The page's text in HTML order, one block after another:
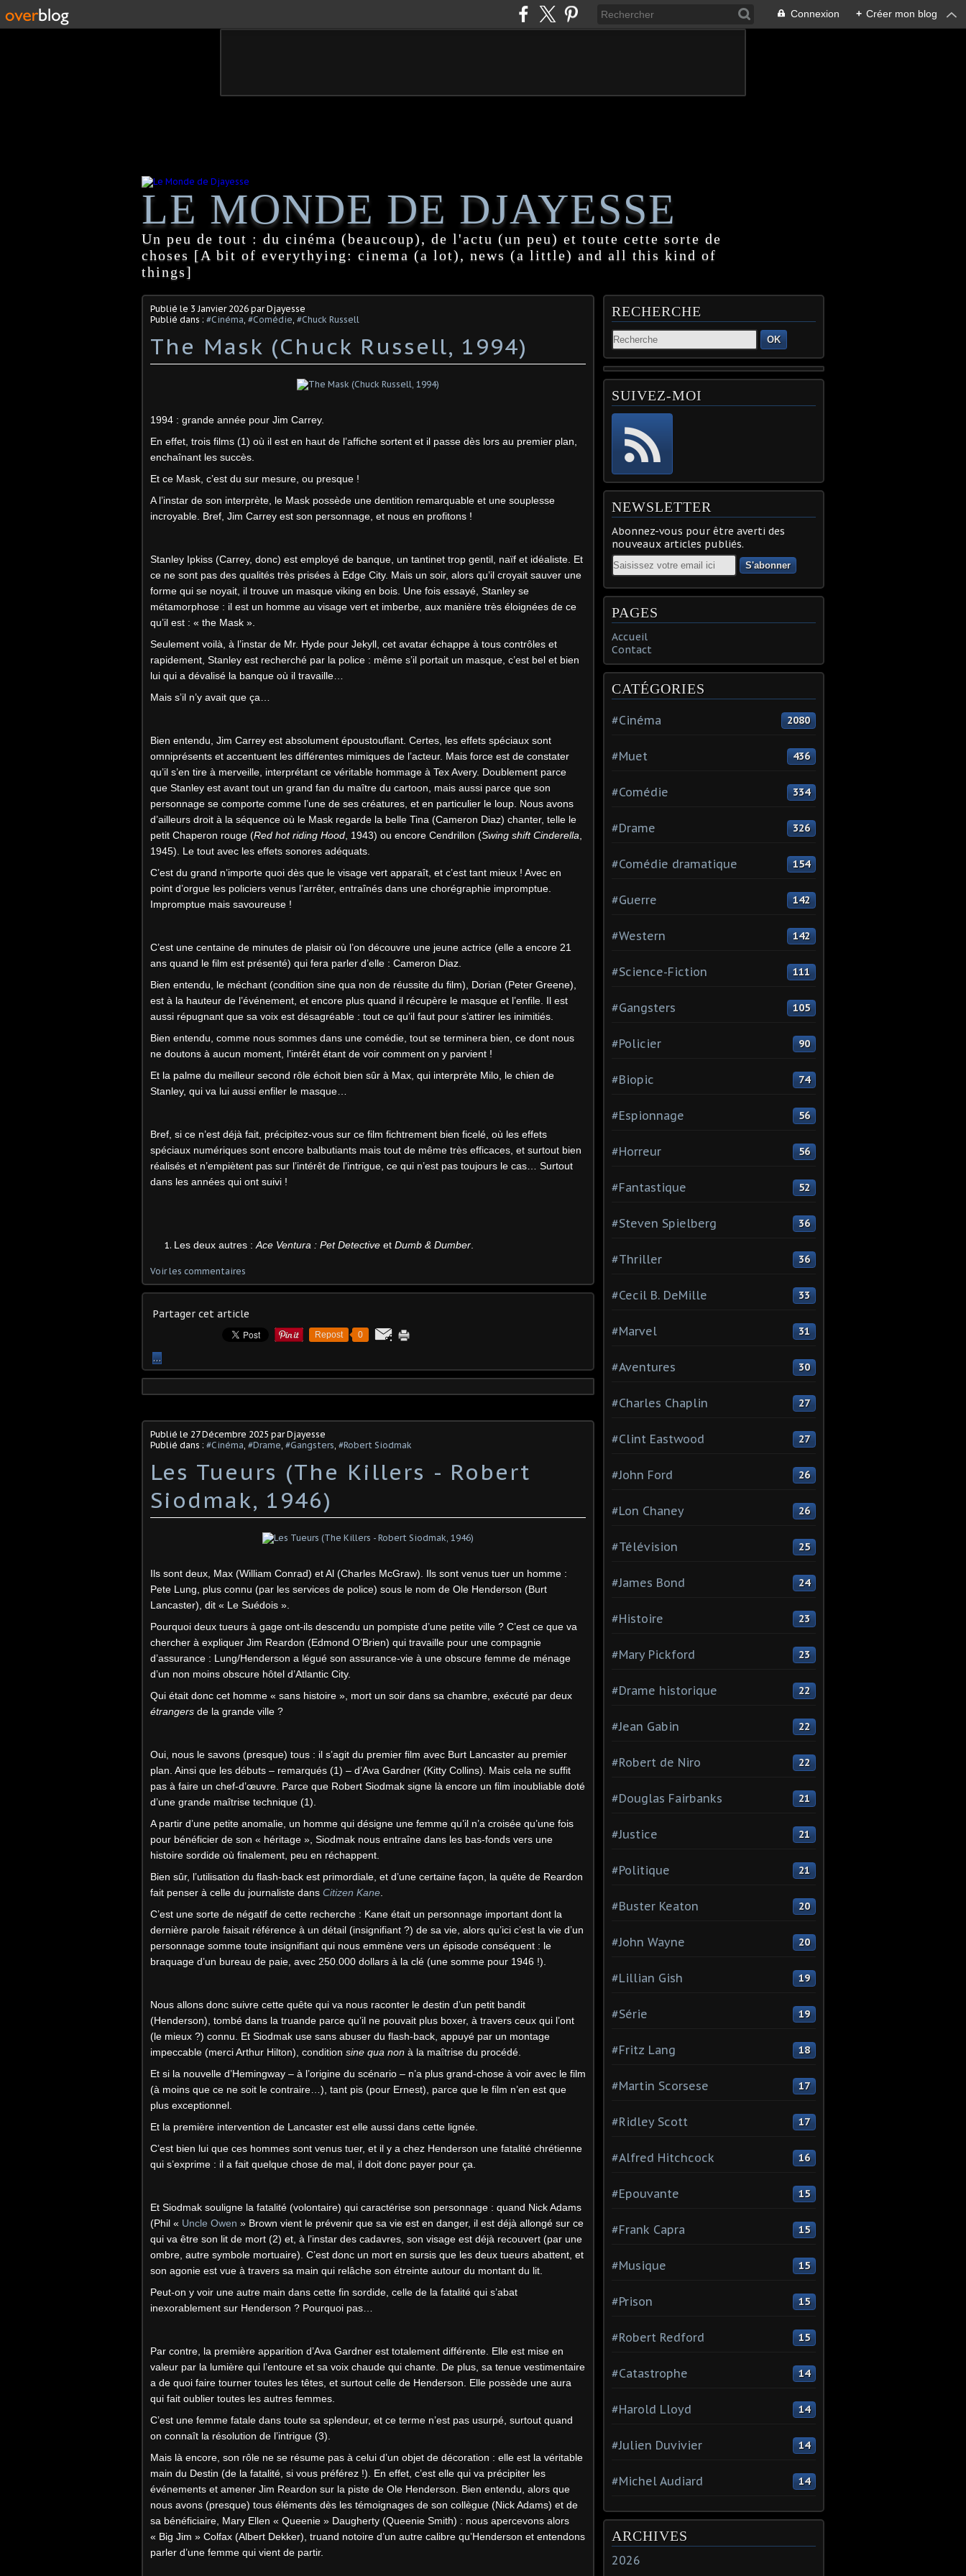
Connexion + Créer mon blog
LE MONDE DE DJAYESSE
Un peu de tout : du cinéma (beaucoup), de l'actu (un peu) et toute cette sorte de
choses [A bit of everythying: cinema (a lot), news (a little) and all this kind of
things]
Publié le 3 Janvier 2026 par Djayesse
Publié dans : #Cinéma #Comédie #Chuck Russell
The Mask (Chuck Russell, 1994)
1994 : grande année pour Jim Carrey.
En effet, trois films (1) où il est en haut de l’affiche sortent et il passe dès lors au premier plan,
enchaînant les succès.
Et ce Mask, c’est du sur mesure, ou presque !
A l’instar de son interprète, le Mask possède une dentition remarquable et une souplesse
incroyable. Bref, Jim Carrey est son personnage, et nous en profitons !
Stanley Ipkiss (Carrey, donc) est employé de banque, un tantinet trop gentil, naïf et idéaliste. Et
ce ne sont pas des qualités très prisées à Edge City. Mais un soir, alors qu’il croyait sauver une
forme qui se noyait, il trouve un masque viking en bois. Une fois essayé, Stanley se
métamorphose : il est un homme au visage vert et imberbe, aux manière très éloignées de ce
qu’il est : « the Mask ».
Seulement voilà, à l’instar de Mr. Hyde pour Jekyll, cet avatar échappe à tous contrôles et
rapidement, Stanley est recherché par la police : même s’il portait un masque, c’est bel et bien
lui qui a dévalisé la banque où il travaille…
Mais s’il n’y avait que ça…
Bien entendu, Jim Carrey est absolument époustouflant. Certes, les effets spéciaux sont
omniprésents et accentuent les différentes mimiques de l’acteur. Mais force est de constater
qu’il s’en tire à merveille, interprétant ce véritable hommage à Tex Avery. Doublement parce
que Stanley est avant tout un grand fan du maître du cartoon, mais aussi parce que son
personnage se comporte comme l’une de ses créatures, et en particulier le loup. Nous avons
d’ailleurs droit à la séquence où le Mask regarde la belle Tina (Cameron Diaz) chanter, telle le
petit Chaperon rouge (Red hot riding Hood , 1943) ou encore Cendrillon (Swing shift Cinderella
1945). Le tout avec les effets sonores adéquats.
C’est du grand n’importe quoi dès que le visage vert apparaît, et c’est tant mieux ! Avec en
point d’orgue les policiers venus l’arrêter, entraînés dans une chorégraphie impromptue.
Impromptue mais savoureuse !
C’est une centaine de minutes de plaisir où l’on découvre une jeune actrice (elle a encore 21
ans quand le film est présenté) qui fera parler d’elle : Cameron Diaz.
Bien entendu, le méchant (condition sine qua non de réussite du film), Dorian (Peter Greene),
est à la hauteur de l’événement, et encore plus quand il récupère le masque et l’enfile. Il est
aussi répugnant que sa voix est désagréable : tout ce qu’il faut pour s’attirer les inimitiés.
Bien entendu, comme nous sommes dans une comédie, tout se terminera bien, ce dont nous
ne doutons à aucun moment, l’intérêt étant de voir comment on y parvient !
Et la palme du meilleur second rôle échoit bien sûr à Max, qui interprète Milo, le chien de
Stanley, qui va lui aussi enfiler le masque…
Bref, si ce n’est déjà fait, précipitez-vous sur ce film fichtrement bien ficelé, où les effets
spéciaux numériques sont encore balbutiants mais tout de même très efficaces, et surtout bien
réalisés et n’empiètent pas sur l’intérêt de l’intrigue, ce qui n’est pas toujours le cas… Surtout
dans les années qui ont suivi !
Les deux autres : Ace Ventura : Pet Detective et Dumb & Dumber
Voir les commentaires
Partager cet article
Repost 0
…
Publié le 27 Décembre 2025 par Djayesse
Publié dans : #Cinéma #Drame #Gangsters #Robert Siodmak
Les Tueurs (The Killers - Robert
Siodmak, 1946)
Ils sont deux, Max (William Conrad) et Al (Charles McGraw). Ils sont venus tuer un homme :
Pete Lung, plus connu (par les services de police) sous le nom de Ole Henderson (Burt
Lancaster), dit « Le Suédois ».
Pourquoi deux tueurs à gage ont-ils descendu un pompiste d’une petite ville ? C’est ce que va
chercher à expliquer Jim Reardon (Edmond O’Brien) qui travaille pour une compagnie
d’assurance : Lung/Henderson a légué son assurance-vie à une obscure femme de ménage
d’un non moins obscure hôtel d’Atlantic City.
Qui était donc cet homme « sans histoire », mort un soir dans sa chambre, exécuté par deux
étrangers de la grande ville ?
Oui, nous le savons (presque) tous : il s’agit du premier film avec Burt Lancaster au premier
plan. Ainsi que les débuts – remarqués (1) – d’Ava Gardner (Kitty Collins). Mais cela ne suffit
pas à faire un chef-d’œuvre. Parce que Robert Siodmak signe là encore un film inoubliable doté
d’une grande maîtrise technique (1).
A partir d’une petite anomalie, un homme qui désigne une femme qu’il n’a croisée qu’une fois
pour bénéficier de son « héritage », Siodmak nous entraîne dans les bas-fonds vers une
histoire sordide où finalement, peu en réchappent.
Bien sûr, l’utilisation du flash-back est primordiale, et d’une certaine façon, la quête de Reardon
fait penser à celle du journaliste dans Citizen Kane
C’est une sorte de négatif de cette recherche : Kane était un personnage important dont la
dernière parole faisait référence à un détail (insignifiant ?) de sa vie, alors qu’ici c’est la vie d’un
personnage somme toute insignifiant qui nous emmène vers un épisode conséquent : le
braquage d’un bureau de paie, avec 250.000 dollars à la clé (une somme pour 1946 !).
Nous allons donc suivre cette quête qui va nous raconter le destin d’un petit bandit
(Henderson), tombé dans la truande parce qu’il ne pouvait plus boxer, à travers ceux qui l’ont
(le mieux ?) connu. Et Siodmak use sans abuser du flash-back, appuyé par un montage
impeccable (merci Arthur Hilton), condition sine qua non à la maîtrise du procédé.
Et si la nouvelle d’Hemingway – à l’origine du scénario – n’a plus grand-chose à voir avec le film
(à moins que ce ne soit le contraire…), tant pis (pour Ernest), parce que le film n’en est que
plus exceptionnel.
Et la première intervention de Lancaster est elle aussi dans cette lignée.
C’est bien lui que ces hommes sont venus tuer, et il y a chez Henderson une fatalité chrétienne
qui s’exprime : il a fait quelque chose de mal, il doit donc payer pour ça.
Et Siodmak souligne la fatalité (volontaire) qui caractérise son personnage : quand Nick Adams
(Phil « Uncle Owen » Brown vient le prévenir que sa vie est en danger, il est déjà allongé sur ce
qui va être son lit de mort (2) et, à l’instar des cadavres, son visage est déjà recouvert (par une
ombre, autre symbole mortuaire). C’est donc un mort en sursis que les deux tueurs abattent, et
son agonie est vue à travers sa main qui relâche son étreinte autour du montant du lit.
Peut-on y voir une autre main dans cette fin sordide, celle de la fatalité qui s’abat
inexorablement sur Henderson ? Pourquoi pas…
Par contre, la première apparition d’Ava Gardner est totalement différente. Elle est mise en
valeur par la lumière qui l’entoure et sa voix chaude qui chante. De plus, sa tenue vestimentaire
a de quoi faire tourner toutes les têtes, et surtout celle de Henderson. Elle possède une aura
qui fait oublier toutes les autres femmes.
C’est une femme fatale dans toute sa splendeur, et ce terme n’est pas usurpé, surtout quand
on connaît la résolution de l’intrigue (3).
Mais là encore, son rôle ne se résume pas à celui d’un objet de décoration : elle est la véritable
main du Destin (de la fatalité, si vous préférez !). En effet, c’est elle qui va précipiter les
événements et amener Jim Reardon sur la piste de Ole Henderson. Bien entendu, alors que
nous avons (presque) tous éléments dès les témoignages de son collègue (Nick Adams) et de
sa bénéficiaire, Mary Ellen « Queenie » Daugherty (Queenie Smith) : nous apercevons alors
« Big Jim » Colfax (Albert Dekker), truand notoire d’un autre calibre qu’Henderson et entendons
parler d’une femme qui vient de partir.
RECHERCHE
OK
SUIVEZ-MOI
NEWSLETTER
Abonnez-vous pour être averti des
nouveaux articles publiés.
Email
PAGES
Accueil
Contact
CATÉGORIES
#Cinéma 2080
#Muet 436
#Comédie 334
#Drame 326
#Comédie dramatique 154
#Guerre 142
#Western 142
#Science-Fiction 111
#Gangsters 105
#Policier 90
#Biopic 74
#Espionnage 56
#Horreur 56
#Fantastique 52
#Steven Spielberg 36
#Thriller 36
#Cecil B. DeMille 33
#Marvel 31
#Aventures 30
#Charles Chaplin 27
#Clint Eastwood 27
#John Ford 26
#Lon Chaney 26
#Télévision 25
#James Bond 24
#Histoire 23
#Mary Pickford 23
#Drame historique 22
#Jean Gabin 22
#Robert de Niro 22
#Douglas Fairbanks 21
#Justice 21
#Politique 21
#Buster Keaton 20
#John Wayne 20
#Lillian Gish 19
#Série 19
#Fritz Lang 18
#Martin Scorsese 17
#Ridley Scott 17
#Alfred Hitchcock 16
#Epouvante 15
#Frank Capra 15
#Musique 15
#Prison 15
#Robert Redford 15
#Catastrophe 14
#Harold Lloyd 14
#Julien Duvivier 14
#Michel Audiard 14
ARCHIVES
2026